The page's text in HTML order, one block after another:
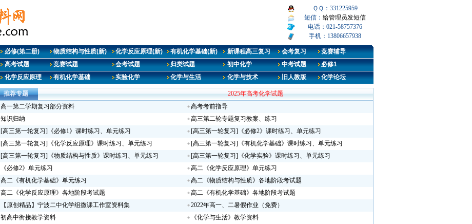
ＱＱ：331225959
短信： 给管理员发短信
电话：021-58757376
手机：13806657938
必修(第二册) 物质结构与性质(新) 化学反应原理(新) 有机化学基础(新) 新课程高三复习 会考复习
竞赛辅导
高考试题 竞赛试题 会考试题 归类试题 初中化学 中考试题
必修1
化学反应原理 有机化学基础 实验化学 化学与生活 化学与技术 旧人教版 化学论坛
推荐专题
2025年高考化学试题
高一第二学期复习部分资料
高考考前指导
知识归纳
高三第二轮专题复习教案、练习
[高三第一轮复习]《必修1》课时练习、单元练习
[高三第一轮复习]《必修2》课时练习、单元练习
[高三第一轮复习]《化学反应原理》课时练习、单元练习
[高三第一轮复习]《有机化学基础》课时练习、单元练习
[高三第一轮复习]《物质结构与性质》课时练习、单元练习
[高三第一轮复习]《化学实验》课时练习、单元练习
《必修2》单元练习
高二《化学反应原理》单元练习
高二《有机化学基础》单元练习
高二《物质结构与性质》各地阶段考试题
高二《化学反应原理》各地阶段考试题
高二《有机化学基础》各地阶段考试题
【原创精品】宁波二中化学组微课工作室资料集
2022年高一、二暑假作业（免费）
初高中衔接教学资料
《化学与生活》教学资料